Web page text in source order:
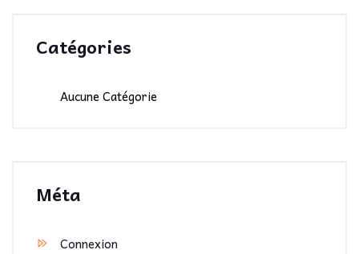
Catégories
Aucune Catégorie
Méta
Connexion